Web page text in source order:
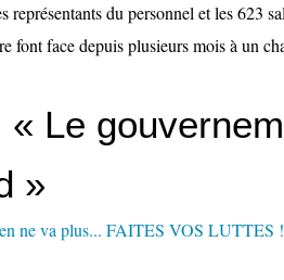
représentants du personnel et les 623
font face depuis plusieurs mois à un
« Le
»
ne va plus... FAITES VOS LUTTES